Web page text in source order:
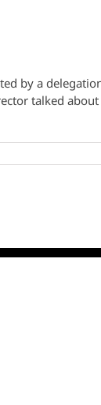
by a
talked